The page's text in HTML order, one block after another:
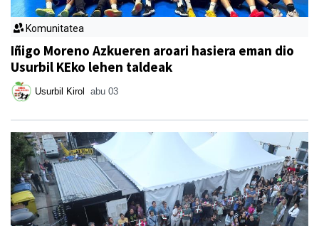
Komunitatea
Iñigo Moreno Azkueren aroari hasiera eman dio
Usurbil KEko lehen taldeak
Usurbil Kirol abu 03